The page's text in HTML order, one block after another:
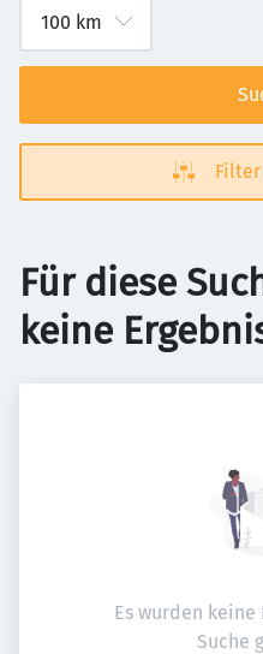
Für diese
keine
Es wurden
Suche